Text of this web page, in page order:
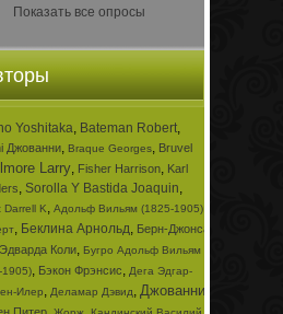
Показать все опросы
Yoshitaka, Bateman Robert,
Джованни, Braque Georges, Bruvel
Larry, Fisher Harrison, Karl
, Sorolla Y Bastida Joaquin,
Darrell K, Адольф Вильям (1825-1905)
, Беклина Арнольд, Берн-Джонса
Коли, Бугро Адольф Вильям
1905), Бэкон Фрэнсис, Дега Эдгар-
Илер, Деламар Дэвид, Джованни